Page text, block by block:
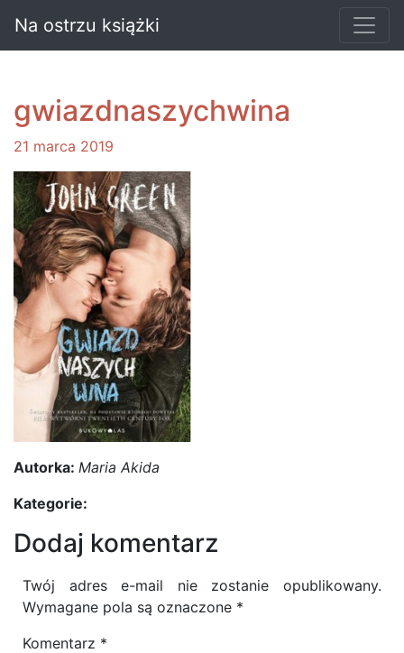
Na ostrzu książki
gwiazdnaszychwina
21 marca 2019
Autorka: Maria Akida
Kategorie:
Dodaj komentarz
Twój adres e-mail nie zostanie opublikowany.
Wymagane pola są oznaczone *
Komentarz *